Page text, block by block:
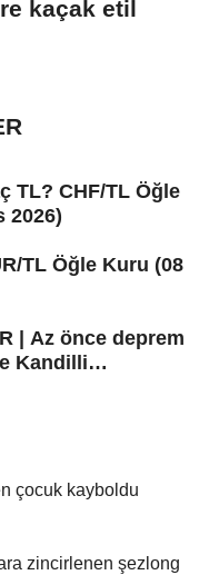
kaçak etil
TL? CHF/TL Öğle
2026)
TL Öğle Kuru (08
| Az önce deprem
Kandilli
çocuk kayboldu
zincirlenen şezlong